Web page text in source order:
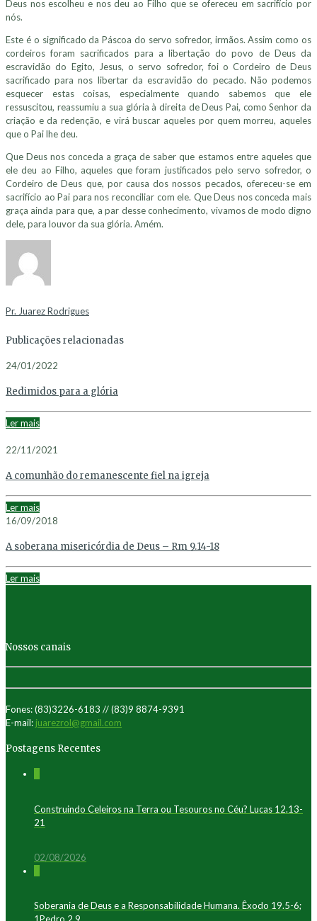
Deus nos escolheu e nos deu ao Filho que se ofereceu em sacrifício por
nós.
Este é o significado da Páscoa do servo sofredor, irmãos. Assim como os
cordeiros foram sacrificados para a libertação do povo de Deus da
escravidão do Egito, Jesus, o servo sofredor, foi o Cordeiro de Deus
sacrificado para nos libertar da escravidão do pecado. Não podemos
esquecer estas coisas, especialmente quando sabemos que ele
ressuscitou, reassumiu a sua glória à direita de Deus Pai, como Senhor da
criação e da redenção, e virá buscar aqueles por quem morreu, aqueles
que o Pai lhe deu.
Que Deus nos conceda a graça de saber que estamos entre aqueles que
ele deu ao Filho, aqueles que foram justificados pelo servo sofredor, o
Cordeiro de Deus que, por causa dos nossos pecados, ofereceu-se em
sacrifício ao Pai para nos reconciliar com ele. Que Deus nos conceda mais
graça ainda para que, a par desse conhecimento, vivamos de modo digno
dele, para louvor da sua glória. Amém.
Pr. Juarez Rodrigues
Publicações relacionadas
24/01/2022
Redimidos para a glória
Ler mais
22/11/2021
A comunhão do remanescente fiel na igreja
Ler mais
16/09/2018
A soberana misericórdia de Deus – Rm 9.14-18
Ler mais
Nossos canais
Fones: (83)3226-6183 // (83)9 8874-9391
E-mail: juarezrol@gmail.com
Postagens Recentes
Construindo Celeiros na Terra ou Tesouros no Céu? Lucas 12.13-
21
02/08/2026
Soberania de Deus e a Responsabilidade Humana. Êxodo 19.5-6;